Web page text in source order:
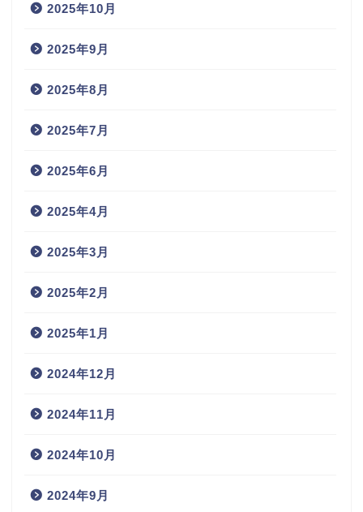
2025年10月
2025年9月
2025年8月
2025年7月
2025年6月
2025年4月
2025年3月
2025年2月
2025年1月
2024年12月
2024年11月
2024年10月
2024年9月